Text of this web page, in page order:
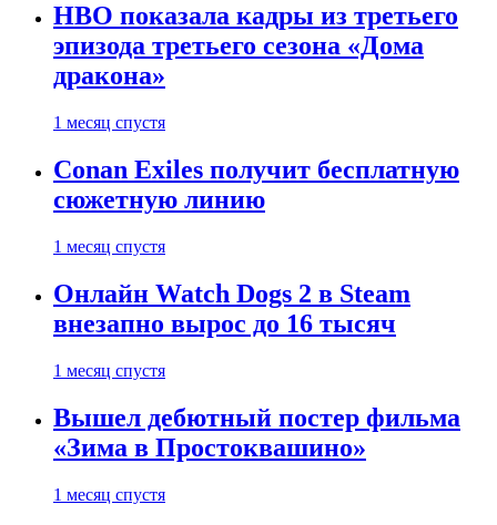
HBO показала кадры из третьего
эпизода третьего сезона «Дома
дракона»
1 месяц спустя
Conan Exiles получит бесплатную
сюжетную линию
1 месяц спустя
Онлайн Watch Dogs 2 в Steam
внезапно вырос до 16 тысяч
1 месяц спустя
Вышел дебютный постер фильма
«Зима в Простоквашино»
1 месяц спустя